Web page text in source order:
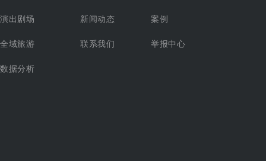
演出剧场
全域旅游
数据分析
新闻动态
联系我们
案例
举报中心